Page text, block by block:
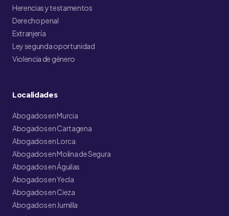
Herencias y testamentos
Derecho penal
Extranjería
Ley segunda oportunidad
Violencia de género
Localidades
Abogados en Murcia
Abogados en Cartagena
Abogados en Lorca
Abogados en Molina de Segura
Abogados en Águilas
Abogados en Yecla
Abogados en Cieza
Abogados en Jumilla